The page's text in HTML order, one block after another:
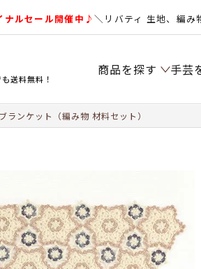
ナルセール開催中♪＼リバティ 生地、編み
送料無料！
商品を探す 手芸
ランケット（編み物 材料セット）